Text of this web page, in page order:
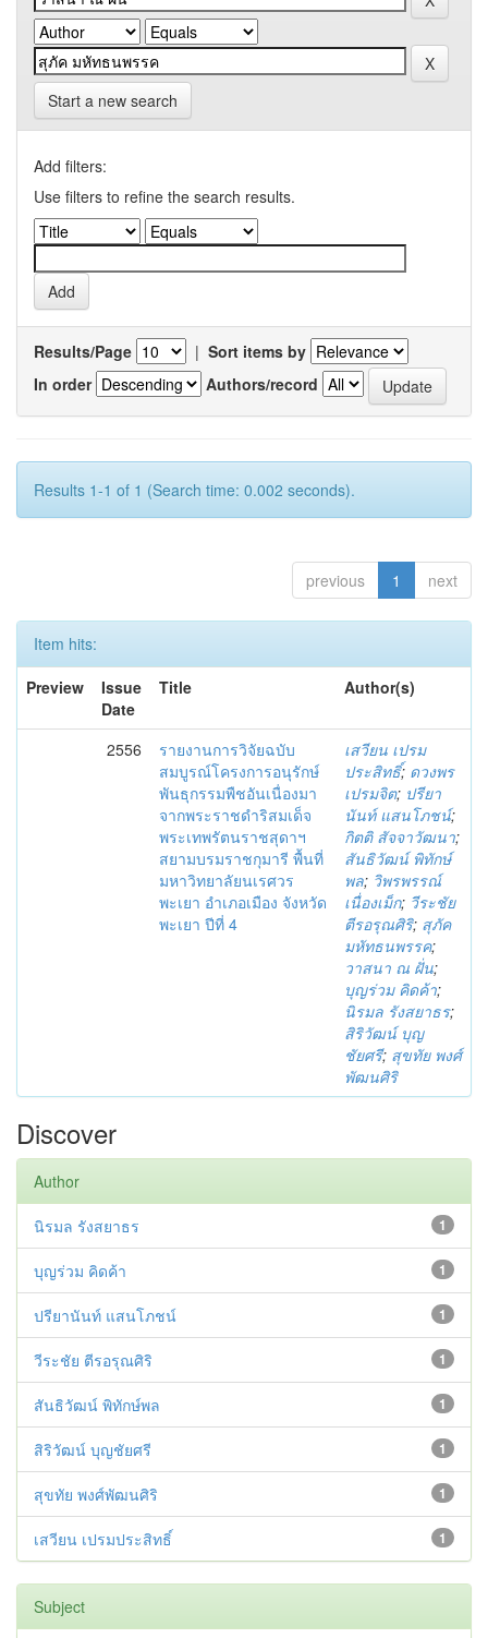
Start a new search
Add filters:
Use filters to refine the search results.
Results/Page | Sort items by
In order
Authors/record
Results 1-1 of 1 (Search time: 0.002 seconds).
previous 1 next
Item hits:
Preview
Issue
Date
Title Author(s)
2556
รายงานการวิจัยฉบับ
สมบูรณ์โครงการอนุรักษ์
พันธุกรรมพืชอันเนื่องมา
จากพระราชดำริสมเด็จ
พระเทพรัตนราชสุดาฯ
สยามบรมราชกุมารี พื้นที่
มหาวิทยาลัยนเรศวร
พะเยา อำเภอเมือง จังหวัด
พะเยา ปีที่ 4
เสวียน เปรม
ประสิทธิ์; ดวงพร
เปรมจิต; ปรียา
นันท์ แสนโภชน์;
กิตติ สัจจาวัฒนา;
สันธิวัฒน์ พิทักษ์
พล; วิพรพรรณ์
เนื่องเม็ก; วีระชัย
ตีรอรุณศิริ; สุภัค
มหัทธนพรรค;
วาสนา ณ ฝั่น;
บุญร่วม คิดค้า;
นิรมล รังสยาธร;
สิริวัฒน์ บุญ
ชัยศรี; สุขทัย พงศ์
พัฒนศิริ
Discover
Author
1
นิรมล รังสยาธร
1
บุญร่วม คิดค้า
1
ปรียานันท์ แสนโภชน์
1
วีระชัย ตีรอรุณศิริ
1
สันธิวัฒน์ พิทักษ์พล
1
สิริวัฒน์ บุญชัยศรี
1
สุขทัย พงศ์พัฒนศิริ
1
เสวียน เปรมประสิทธิ์
Subject